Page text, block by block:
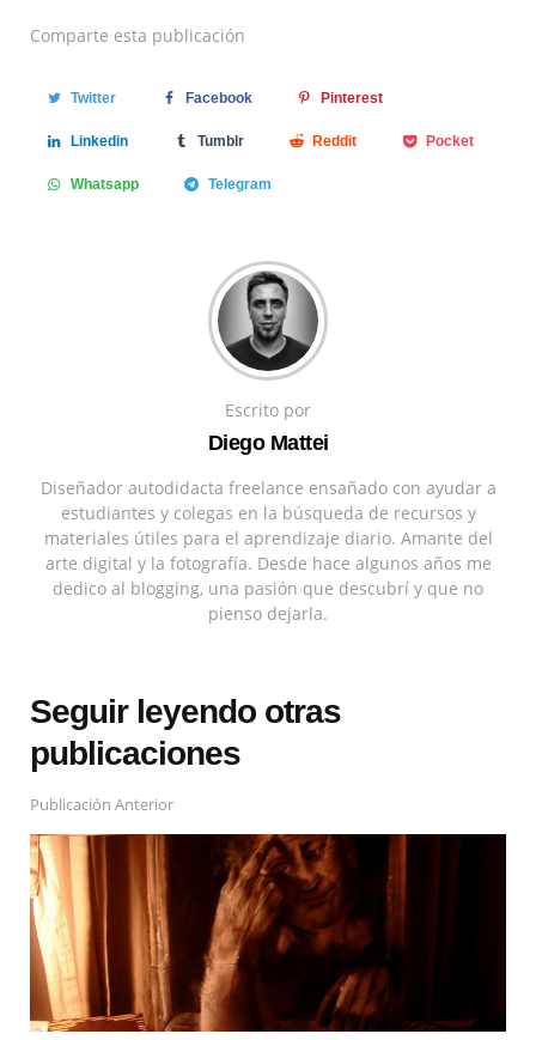
Comparte esta publicación
Twitter Facebook Pinterest
Linkedin Tumblr Reddit Pocket
Whatsapp Telegram
Escrito por
Diego Mattei
Diseñador autodidacta freelance ensañado con ayudar a
estudiantes y colegas en la búsqueda de recursos y
materiales útiles para el aprendizaje diario. Amante del
arte digital y la fotografía. Desde hace algunos años me
dedico al blogging, una pasión que descubrí y que no
pienso dejarla.
Seguir leyendo otras
publicaciones
Publicación Anterior